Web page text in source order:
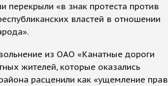
перекрыли «в знак протеста против
властей в отношении
из ОАО «Канатные дороги
жителей, которые оказались
расценили как «ущемление прав